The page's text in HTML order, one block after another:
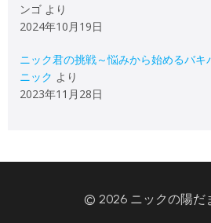
ンゴ より
2024年10月19日
ニック君の挑戦～悩みから始めるバキ
ニック より
2023年11月28日
© 2026 ニックの陽だ